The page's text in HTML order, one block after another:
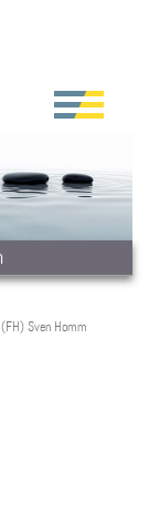
Sven Homm